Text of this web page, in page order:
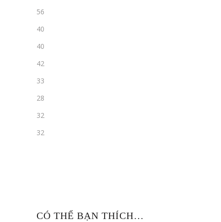
56
40
40
42
33
28
32
32
CÓ THỂ BẠN THÍCH…